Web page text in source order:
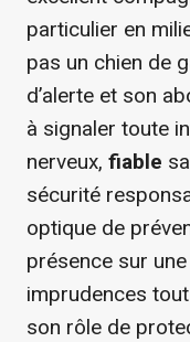
particulier en
pas un chien de
d’alerte et son
à signaler toute
nerveux, fiable
sécurité
optique de
présence sur
imprudences
son rôle de